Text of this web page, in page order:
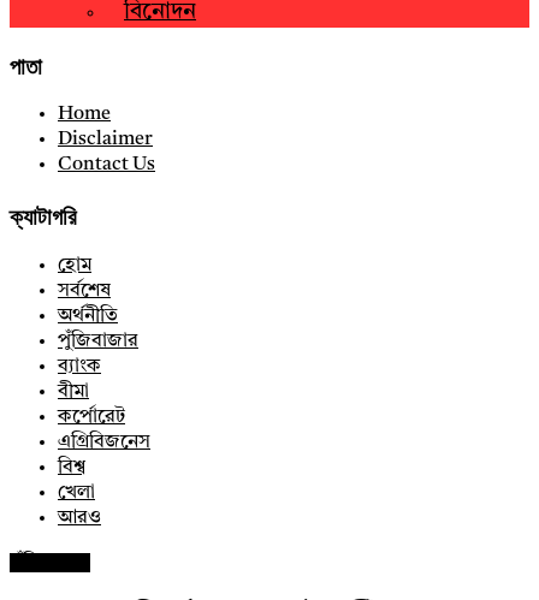
বিনোদন
পাতা
Home
Disclaimer
Contact Us
ক্যাটাগরি
হোম
সর্বশেষ
অর্থনীতি
পুঁজিবাজার
ব্যাংক
বীমা
কর্পোরেট
এগ্রিবিজনেস
বিশ্ব
খেলা
আরও